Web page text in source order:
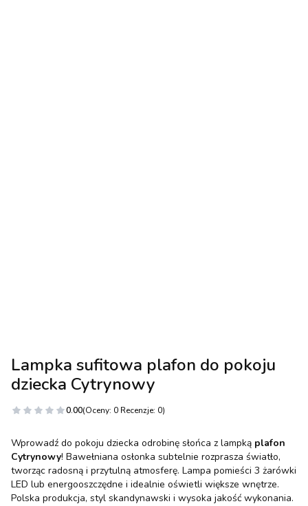
Lampka sufitowa plafon do pokoju
dziecka Cytrynowy
0.00(Oceny: 0 Recenzje: 0)
Wprowadź do pokoju dziecka odrobinę słońca z lampką plafon
Cytrynowy! Bawełniana osłonka subtelnie rozprasza światło,
tworząc radosną i przytulną atmosferę. Lampa pomieści 3 żarówki
LED lub energooszczędne i idealnie oświetli większe wnętrze.
Polska produkcja, styl skandynawski i wysoka jakość wykonania.